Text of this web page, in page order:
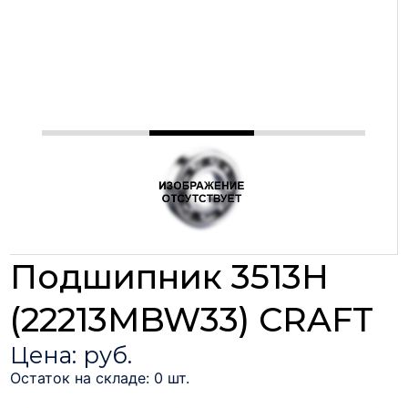
Подшипник 3513H
(22213MBW33) CRAFT
Цена: руб.
Остаток на складе: 0 шт.